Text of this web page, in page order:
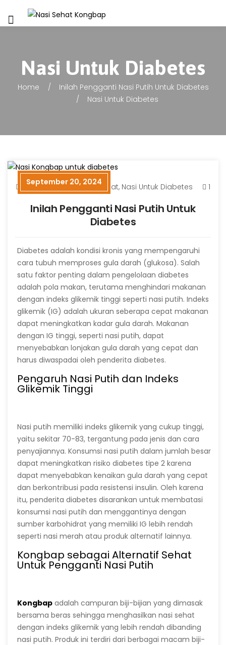
Nasi Untuk Diabetes
Home
Inilah Pengganti Nasi Putih Untuk Diabetes
Nasi Untuk Diabetes
September 20, 2024
Nasi Kaya Serat, Nasi Sehat, Nasi Untuk Diabetes 1
Inilah Pengganti Nasi Putih Untuk
Diabetes
Diabetes adalah kondisi kronis yang mempengaruhi
cara tubuh memproses gula darah (glukosa). Salah
satu faktor penting dalam pengelolaan diabetes
adalah pola makan, terutama menghindari makanan
dengan indeks glikemik tinggi seperti nasi putih. Indeks
glikemik (IG) adalah ukuran seberapa cepat makanan
dapat meningkatkan kadar gula darah. Makanan
dengan IG tinggi, seperti nasi putih, dapat
menyebabkan lonjakan gula darah yang cepat dan
harus diwaspadai oleh penderita diabetes.
Pengaruh Nasi Putih dan Indeks
Glikemik Tinggi
Nasi putih memiliki indeks glikemik yang cukup tinggi,
yaitu sekitar 70-83, tergantung pada jenis dan cara
penyajiannya. Konsumsi nasi putih dalam jumlah besar
dapat meningkatkan risiko diabetes tipe 2 karena
dapat menyebabkan kenaikan gula darah yang cepat
dan berkontribusi pada resistensi insulin. Oleh karena
itu, penderita diabetes disarankan untuk membatasi
konsumsi nasi putih dan menggantinya dengan
sumber karbohidrat yang memiliki IG lebih rendah
seperti nasi merah atau produk alternatif lainnya.
Kongbap sebagai Alternatif Sehat
Untuk Pengganti Nasi Putih
Kongbap adalah campuran biji-bijian yang dimasak
bersama beras sehingga menghasilkan nasi sehat
dengan indeks glikemik yang lebih rendah dibanding
nasi putih. Produk ini terdiri dari berbagai macam biji-